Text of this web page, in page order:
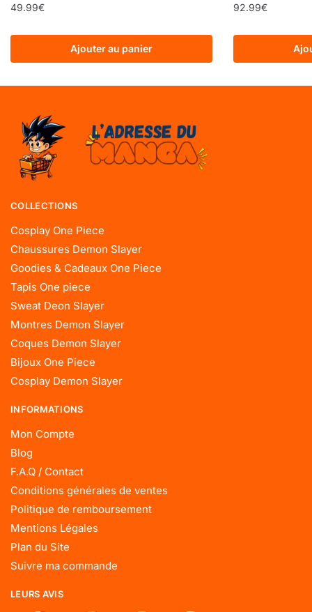
49.99€
Ajouter au panier
92.99€
COLLECTIONS
Cosplay One Piece
Chaussures Demon Slayer
Goodies & Cadeaux One Piece
Tapis One piece
Sweat Deon Slayer
Montres Demon Slayer
Coques Demon Slayer
Bijoux One Piece
Cosplay Demon Slayer
INFORMATIONS
Mon Compte
Blog
F.A.Q / Contact
Conditions générales de ventes
Politique de remboursement
Mentions Légales
Plan du Site
Suivre ma commande
LEURS AVIS